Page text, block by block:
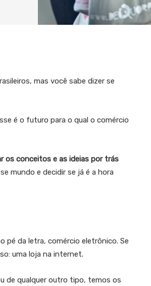
mas você sabe dizer se
é o futuro para o qual o comércio
os conceitos e as ideias por trás
mundo e decidir se já é a hora
pé da letra, comércio eletrônico. Se
uma loja na internet.
de qualquer outro tipo, temos os